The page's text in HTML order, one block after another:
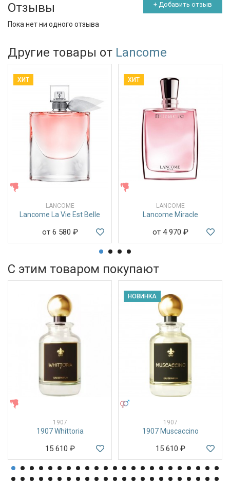
Отзывы + Добавить отзыв
Пока нет ни одного отзыва
Другие товары от Lancome
ХИТ
LANCOME
Lancome La Vie Est Belle
от 6 580 ₽
ХИТ
LANCOME
Lancome Miracle
от 4 970 ₽
С этим товаром покупают
1907
1907 Whittoria
15 610 ₽
НОВИНКА
1907
1907 Muscaccino
15 610 ₽